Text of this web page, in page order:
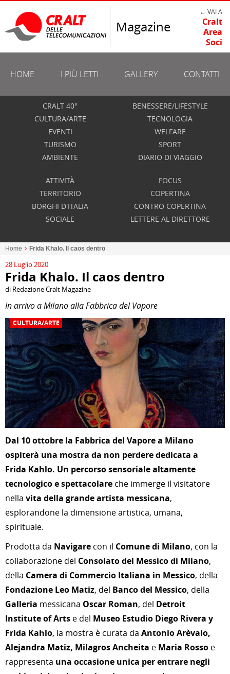
Magazine
← VAI A
Cralt
Area
Soci
HOME I PIÙ LETTI GALLERY CONTATTI
CRALT 40°
CULTURA/ARTE
EVENTI
TURISMO
AMBIENTE
BENESSERE/LIFESTYLE
TECNOLOGIA
WELFARE
SPORT
DIARIO DI VIAGGIO
ATTIVITÀ
TERRITORIO
BORGHI D'ITALIA
SOCIALE
FOCUS
COPERTINA
CONTRO COPERTINA
LETTERE AL DIRETTORE
Home Frida Khalo. Il caos dentro
28 Luglio 2020
Frida Khalo. Il caos dentro
di Redazione Cralt Magazine
In arrivo a Milano alla Fabbrica del Vapore
CULTURA/ARTE
Dal 10 ottobre la Fabbrica del Vapore a Milano
ospiterà una mostra da non perdere dedicata a
Frida Kahlo. Un percorso sensoriale altamente
tecnologico e spettacolare che immerge il visitatore
nella vita della grande artista messicana,
esplorandone la dimensione artistica, umana,
spirituale.
Prodotta da Navigare con il Comune di Milano, con la
collaborazione del Consolato del Messico di Milano,
della Camera di Commercio Italiana in Messico, della
Fondazione Leo Matiz, del Banco del Messico, della
Galleria messicana Oscar Roman, del Detroit
Institute of Arts e del Museo Estudio Diego Rivera y
Frida Kahlo, la mostra è curata da Antonio Arèvalo,
Alejandra Matiz, Milagros Ancheita e Maria Rosso e
rappresenta una occasione unica per entrare negli